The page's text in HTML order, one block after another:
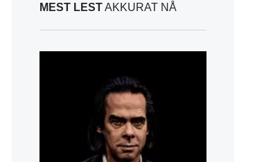
MEST LESTAKKURAT NÅ